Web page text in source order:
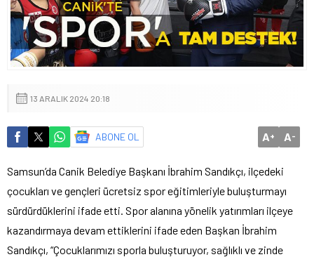
13 ARALIK 2024 20:18
ABONE OL A+ A-
Samsun’da Canik Belediye Başkanı İbrahim Sandıkçı, ilçedeki
çocukları ve gençleri ücretsiz spor eğitimleriyle buluşturmayı
sürdürdüklerini ifade etti. Spor alanına yönelik yatırımları ilçeye
kazandırmaya devam ettiklerini ifade eden Başkan İbrahim
Sandıkçı, “Çocuklarımızı sporla buluşturuyor, sağlıklı ve zinde